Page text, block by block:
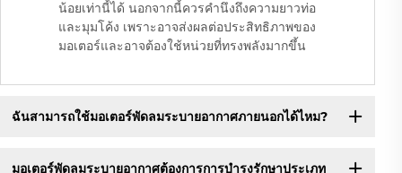
น้อยเท่านี้ได้ นอกจากนี้ควรคำนึงถึงความยาวท่อ
และมุมโค้ง เพราะอาจส่งผลต่อประสิทธิภาพของ
มอเตอร์และอาจต้องใช้หน่วยที่ทรงพลังมากขึ้น
ฉันสามารถใช้มอเตอร์พัดลมระบายอากาศภายนอกได้ไหม?
มอเตอร์พัดลมระบายอากาศต้องการการบำรุงรักษาประเภท